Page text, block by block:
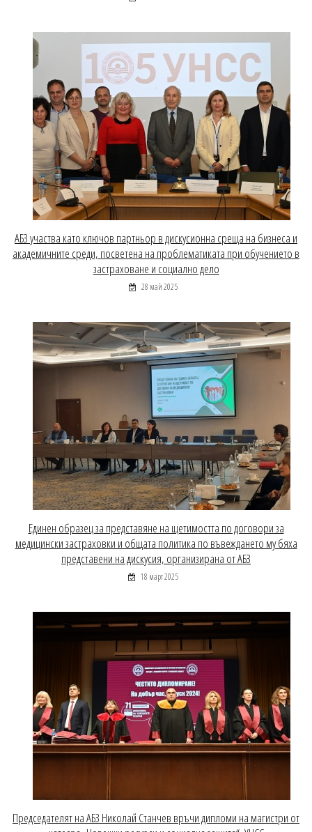
АБЗ участва като ключов партньор в дискусионна среща на бизнеса и
академичните среди, посветена на проблематиката при обучението в
застраховане и социално дело
28 май 2025
Единен образец за представяне на щетимостта по договори за
медицински застраховки и общата политика по въвеждането му бяха
представени на дискусия, организирана от АБЗ
18 март 2025
Председателят на АБЗ Николай Станчев връчи дипломи на магистри от